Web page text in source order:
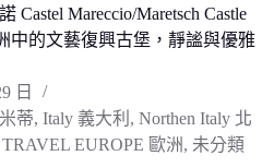
Castel Mareccio/Maretsch Castle
中的文藝復興古堡，靜謐與優雅
日
蒂, Italy 義大利 , Northen Italy 北
TRAVEL EUROPE 歐洲, 未分類